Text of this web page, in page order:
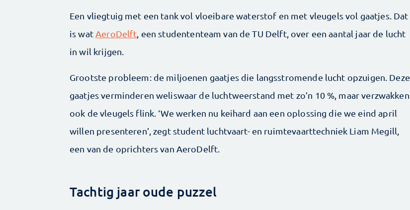
Een vliegtuig met een tank vol vloeibare waterstof en met vleugels vol gaatjes. Dat
is watAeroDelft, een studententeam van de TU Delft, over een aantal jaar de lucht
in wil krijgen.
Grootste probleem: de miljoenen gaatjes die langsstromende lucht opzuigen. Deze
­gaatjes verminderen weliswaar de luchtweerstand met zo’n 10 %, maar verzwakken
ook de vleugels flink. ‘We werken nu keihard aan een oplossing die we eind april
willen presen­teren’, zegt student luchtvaart- en ruimtevaarttechniek Liam Megill,
een van de oprichters van AeroDelft.
Tachtig jaar oude puzzel